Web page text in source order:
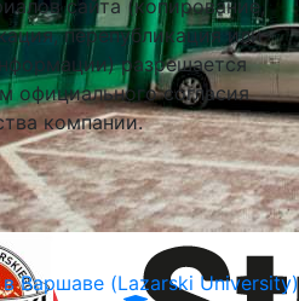
Варшаве (Lazarski University)
сайта (копирование,
перепубликация или
разрешается
официального согласия
компании.